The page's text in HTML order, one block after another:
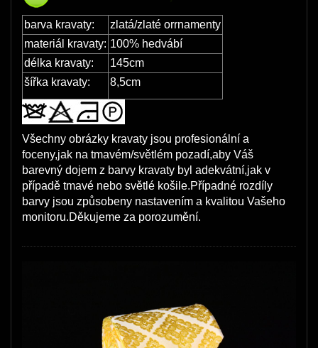
barva kravaty:
zlatá/zlaté orrnamenty
materiál kravaty: 100% hedvábí
délka kravaty:
145cm
šířka kravaty:
8,5cm
Všechny obrázky kravaty jsou profesionální a
foceny,jak na tmavém/světlém pozadí,aby Váš
barevný dojem z barvy kravaty byl adekvátní,jak v
případě tmavé nebo světlé košile.Případné rozdíly
barvy jsou způsobeny nastavením a kvalitou Vašeho
monitoru.Děkujeme za porozumění.